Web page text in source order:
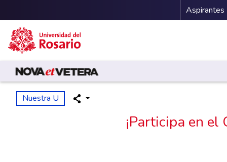
Pasar al contenido principal
Aspirantes
Nuestra U
¡Participa en